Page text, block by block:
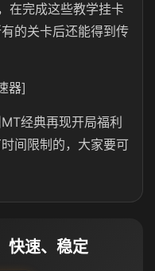
在完成这些教学挂卡
的关卡后还能得到传
器]
经典再现开局福利
间限制的，大家要可
快速、稳定